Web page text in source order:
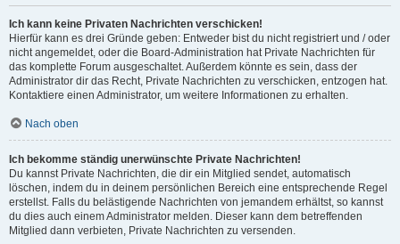
Ich kann keine Privaten Nachrichten verschicken!
Hierfür kann es drei Gründe geben: Entweder bist du nicht registriert und / oder
nicht angemeldet, oder die Board-Administration hat Private Nachrichten für
das komplette Forum ausgeschaltet. Außerdem könnte es sein, dass der
Administrator dir das Recht, Private Nachrichten zu verschicken, entzogen hat.
Kontaktiere einen Administrator, um weitere Informationen zu erhalten.
Nach oben
Ich bekomme ständig unerwünschte Private Nachrichten!
Du kannst Private Nachrichten, die dir ein Mitglied sendet, automatisch
löschen, indem du in deinem persönlichen Bereich eine entsprechende Regel
erstellst. Falls du belästigende Nachrichten von jemandem erhältst, so kannst
du dies auch einem Administrator melden. Dieser kann dem betreffenden
Mitglied dann verbieten, Private Nachrichten zu versenden.